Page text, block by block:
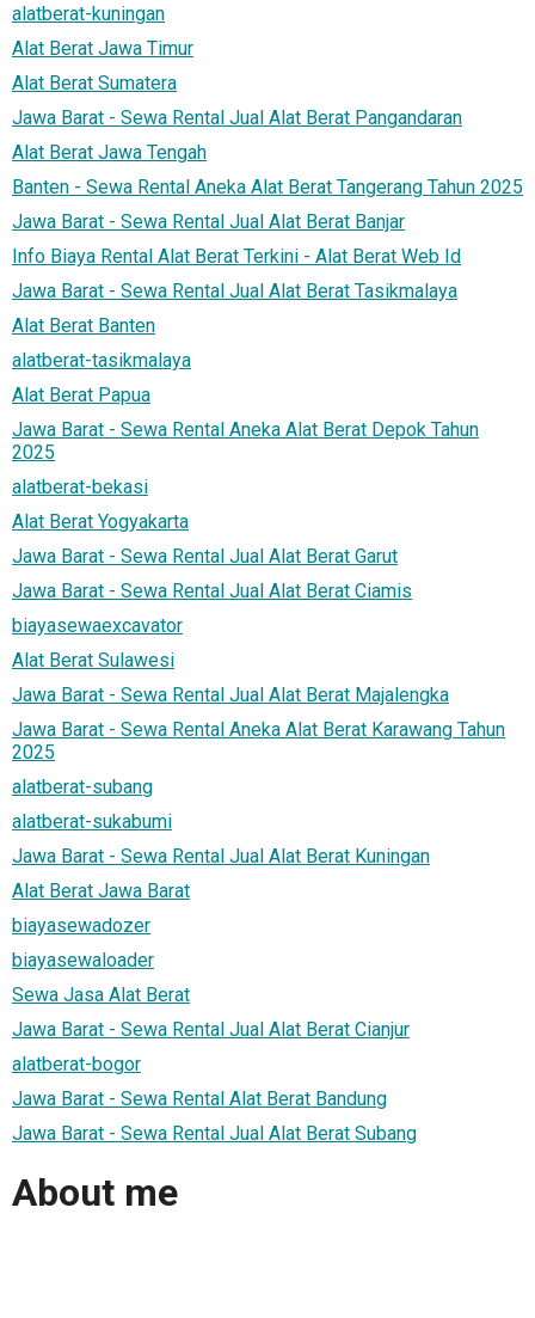
alatberat-kuningan
Alat Berat Jawa Timur
Alat Berat Sumatera
Jawa Barat - Sewa Rental Jual Alat Berat Pangandaran
Alat Berat Jawa Tengah
Banten - Sewa Rental Aneka Alat Berat Tangerang Tahun 2025
Jawa Barat - Sewa Rental Jual Alat Berat Banjar
Info Biaya Rental Alat Berat Terkini - Alat Berat Web Id
Jawa Barat - Sewa Rental Jual Alat Berat Tasikmalaya
Alat Berat Banten
alatberat-tasikmalaya
Alat Berat Papua
Jawa Barat - Sewa Rental Aneka Alat Berat Depok Tahun
2025
alatberat-bekasi
Alat Berat Yogyakarta
Jawa Barat - Sewa Rental Jual Alat Berat Garut
Jawa Barat - Sewa Rental Jual Alat Berat Ciamis
biayasewaexcavator
Alat Berat Sulawesi
Jawa Barat - Sewa Rental Jual Alat Berat Majalengka
Jawa Barat - Sewa Rental Aneka Alat Berat Karawang Tahun
2025
alatberat-subang
alatberat-sukabumi
Jawa Barat - Sewa Rental Jual Alat Berat Kuningan
Alat Berat Jawa Barat
biayasewadozer
biayasewaloader
Sewa Jasa Alat Berat
Jawa Barat - Sewa Rental Jual Alat Berat Cianjur
alatberat-bogor
Jawa Barat - Sewa Rental Alat Berat Bandung
Jawa Barat - Sewa Rental Jual Alat Berat Subang
About me